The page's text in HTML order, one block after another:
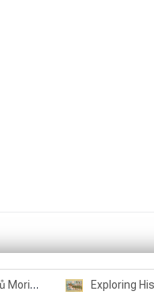
Seznam studentů Moriheie Ueshiby